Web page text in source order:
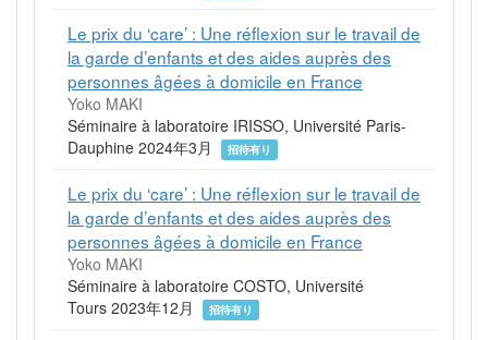
Le prix du ‘care’ : Une réflexion sur le travail de
la garde d’enfants et des aides auprès des
personnes âgées à domicile en France
Yoko MAKI
Séminaire à laboratoire IRISSO, Université Paris-
Dauphine 2024年3月
招待有り
Le prix du ‘care’ : Une réflexion sur le travail de
la garde d’enfants et des aides auprès des
personnes âgées à domicile en France
Yoko MAKI
Séminaire à laboratoire COSTO, Université
Tours 2023年12月
招待有り